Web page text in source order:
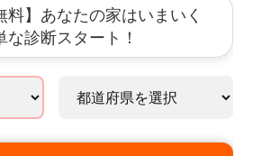
料】あなたの家はいまいく
な診断スタート！